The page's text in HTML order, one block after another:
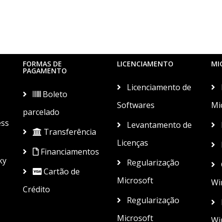
FORMAS DE
PAGAMENTO
Boleto
parcelado
Transferência
Financiamentos
Cartão de
Crédito
LICENCIAMENTO
Licenciamento de
Softwares
Levantamento de
Licenças
Regularização
Microsoft
Regularização
Microsoft